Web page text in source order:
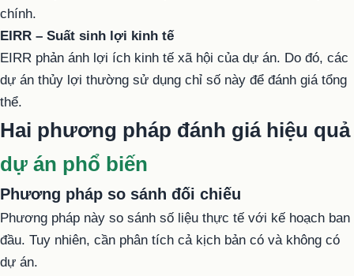
chính.
EIRR – Suất sinh lợi kinh tế
EIRR phản ánh lợi ích kinh tế xã hội của dự án. Do đó, các
dự án thủy lợi thường sử dụng chỉ số này để đánh giá tổng
thể.
Hai phương pháp đánh giá hiệu quả
dự án phổ biến
Phương pháp so sánh đối chiếu
Phương pháp này so sánh số liệu thực tế với kế hoạch ban
đầu. Tuy nhiên, cần phân tích cả kịch bản có và không có
dự án.